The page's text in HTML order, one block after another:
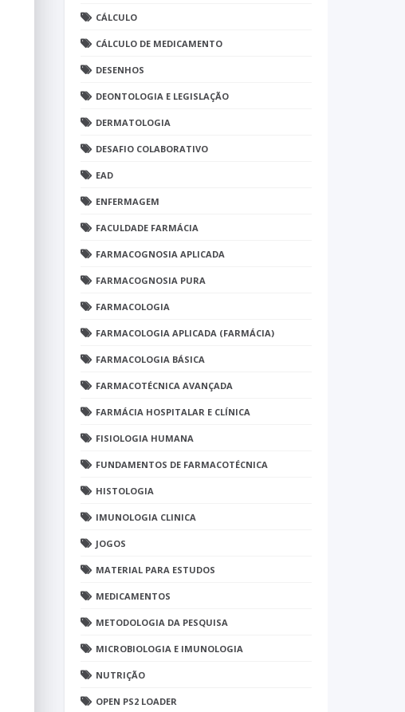
CÁLCULO
CÁLCULO DE MEDICAMENTO
DESENHOS
DEONTOLOGIA E LEGISLAÇÃO
DERMATOLOGIA
DESAFIO COLABORATIVO
EAD
ENFERMAGEM
FACULDADE FARMÁCIA
FARMACOGNOSIA APLICADA
FARMACOGNOSIA PURA
FARMACOLOGIA
FARMACOLOGIA APLICADA (FARMÁCIA)
FARMACOLOGIA BÁSICA
FARMACOTÉCNICA AVANÇADA
FARMÁCIA HOSPITALAR E CLÍNICA
FISIOLOGIA HUMANA
FUNDAMENTOS DE FARMACOTÉCNICA
HISTOLOGIA
IMUNOLOGIA CLINICA
JOGOS
MATERIAL PARA ESTUDOS
MEDICAMENTOS
METODOLOGIA DA PESQUISA
MICROBIOLOGIA E IMUNOLOGIA
NUTRIÇÃO
OPEN PS2 LOADER